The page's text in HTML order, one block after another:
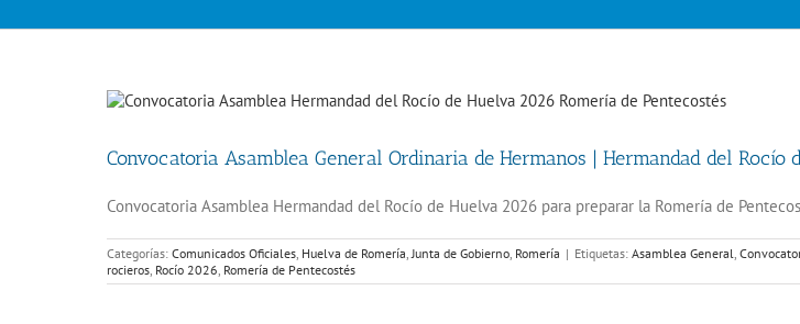
Convocatoria Asamblea General Ordinaria de Hermanos | Hermandad del Rocío
Convocatoria Asamblea Hermandad del Rocío de Huelva 2026 para preparar la Romería de
Categorías: Comunicados Oficiales Huelva de Romería Junta de Gobierno Romería | Etiquetas: Asamblea General
rocieros Rocío 2026 Romería de Pentecostés